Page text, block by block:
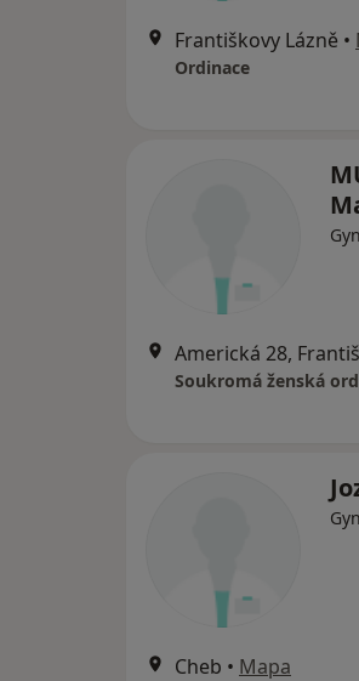
Františkovy Lázně •
Ordinace
Americká 28,
Soukromá ženská
Cheb • Mapa